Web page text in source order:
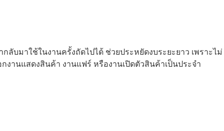
บมาใช้ในงานครั้งถัดไปได้ ช่วยประหยัดงบระยะยาว เพราะไม่
านแสดงสินค้า งานแฟร์ หรืองานเปิดตัวสินค้าเป็นประจำ